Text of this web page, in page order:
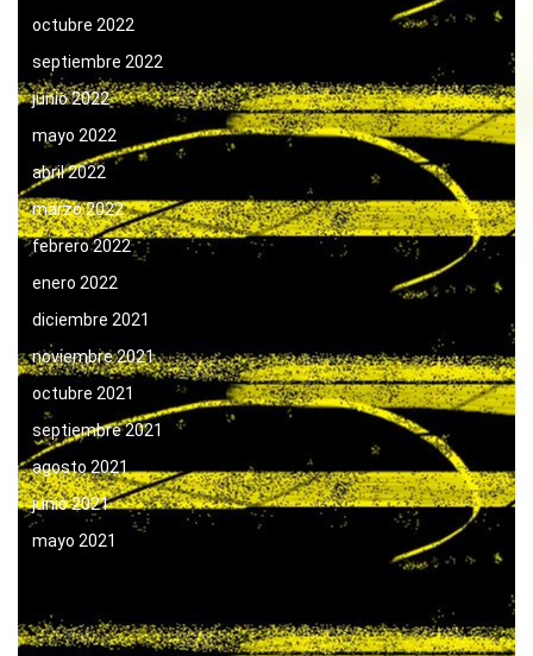
octubre 2022
septiembre 2022
junio 2022
mayo 2022
abril 2022
marzo 2022
febrero 2022
enero 2022
diciembre 2021
noviembre 2021
octubre 2021
septiembre 2021
agosto 2021
junio 2021
mayo 2021